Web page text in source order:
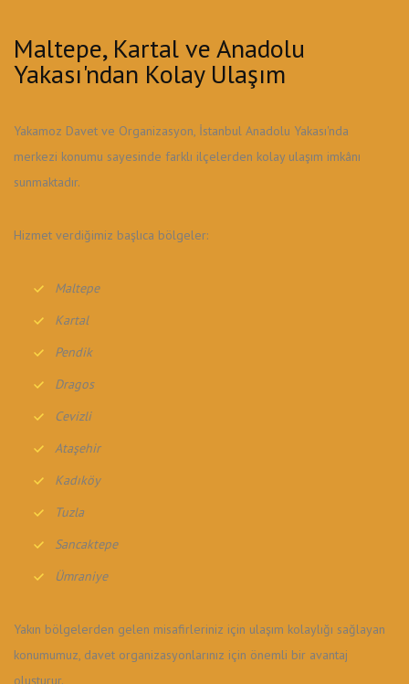
Maltepe, Kartal ve Anadolu
Yakası'ndan Kolay Ulaşım
Yakamoz Davet ve Organizasyon, İstanbul Anadolu Yakası'nda
merkezi konumu sayesinde farklı ilçelerden kolay ulaşım imkânı
sunmaktadır.
Hizmet verdiğimiz başlıca bölgeler:
Maltepe
Kartal
Pendik
Dragos
Cevizli
Ataşehir
Kadıköy
Tuzla
Sancaktepe
Ümraniye
Yakın bölgelerden gelen misafirleriniz için ulaşım kolaylığı sağlayan
konumumuz, davet organizasyonlarınız için önemli bir avantaj
oluşturur.